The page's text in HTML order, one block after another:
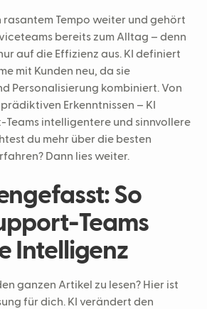
Wissensmanagement
Support
rasantem Tempo weiter und gehört
bereits zum Alltag – denn
auf die Effizienz aus. KI definiert
mit Kunden neu, da sie
Personalisierung kombiniert. Von
prädiktiven Erkenntnissen – KI
intelligentere und sinnvollere
du mehr über die besten
Dann lies weiter.
So
Teams
Intelligenz
ganzen Artikel zu lesen? Hier ist
für dich. KI verändert den